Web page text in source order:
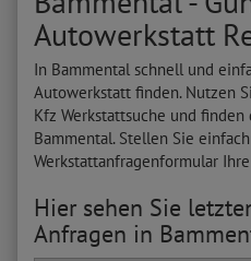
Autowerkstatt
In Bammental schnell und
Autowerkstatt finden. Nutzen
Kfz Werkstattsuche und finden
Bammental. Stellen Sie
Werkstattanfragenformular
Hier sehen Sie
Anfragen in